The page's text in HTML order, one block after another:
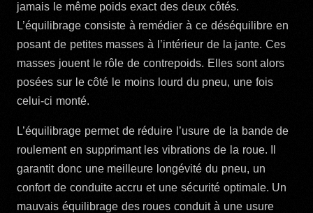
jamais le même poids exact des deux côtés.
L’équilibrage consiste à remédier à ce déséquilibre en
posant de petites masses à l’intérieur de la jante. Ces
masses jouent le rôle de contrepoids. Elles sont alors
posées sur le côté le moins lourd du pneu, une fois
celui-ci monté.
L’équilibrage permet de réduire l’usure de la bande de
roulement en supprimant les vibrations de la roue. Il
garantit donc une meilleure longévité du pneu, un
confort de conduite accru et une sécurité optimale. Un
mauvais équilibrage des roues conduit à une usure